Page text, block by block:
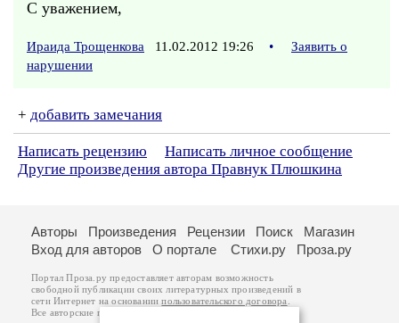
С уважением,
Ираида Трощенкова 11.02.2012 19:26 •
Заявить о
нарушении
+ добавить замечания
Написать рецензию
Написать личное сообщение
Другие произведения автора Правнук Плюшкина
Авторы Произведения Рецензии Поиск
Магазин
Вход для авторов
О портале Стихи.ру Проза.ру
Портал Проза.ру предоставляет авторам возможность
свободной публикации своих литературных произведений в
сети Интернет на основаниипользовательского договора
Все авторские права на произведения принадлежат авторам